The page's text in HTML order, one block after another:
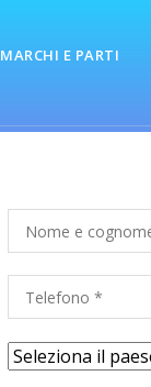
MARCHI E PARTI